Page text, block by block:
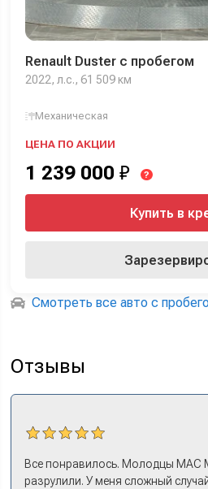
Renault Duster с пробегом
2022, л.с., 61 509 км
Механическая
ЦЕНА ПО АКЦИИ
1 239 000 ₽ ?
Купить в
Смотреть все авто с
Отзывы
Все понравилось. Молодцы МАС
разрулили. У меня сложный